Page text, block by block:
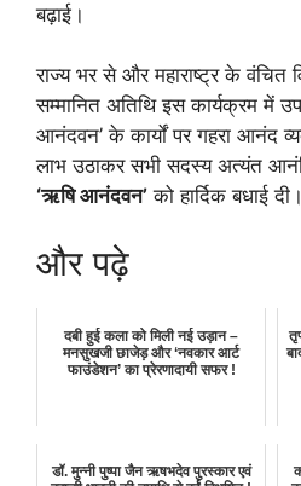
बढ़ाई।
राज्य भर से और महाराष्ट्र के वंचित
सम्मानित अतिथि इस कार्यक्रम में
आनंदवन’ के कार्यों पर गहरा आनंद
लाभ उठाकर सभी सदस्य अत्यंत
‘ऋषि आनंदवन’ को हार्दिक बधाई दी।
और पढ़े
दबी हुई कला को मिली नई उड़ान –
मनसुखजी छाजेड़ और ‘नवकार आर्ट
फाउंडेशन’ का प्रेरणादायी सफर !
डॉ. मुन्नी पुष्पा जैन ऋषभदेव पुरस्कार एवं